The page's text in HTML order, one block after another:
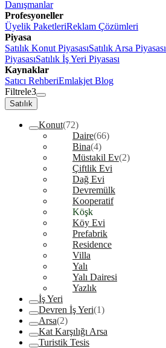
Danışmanlar
Profesyoneller
Üyelik PaketleriReklam Çözümleri
Piyasa
Satılık Konut PiyasasıSatılık Arsa Piyasası
PiyasasıSatılık İş Yeri Piyasası
Kaynaklar
Satıcı RehberiEmlakjet Blog
Filtrele3
Satılık
Konut(72)
Daire(66)
Bina(4)
Müstakil Ev(2)
Çiftlik Evi
Dağ Evi
Devremülk
Kooperatif
Köşk
Köy Evi
Prefabrik
Residence
Villa
Yalı
Yalı Dairesi
Yazlık
İş Yeri
Devren İş Yeri(1)
Arsa(2)
Kat Karşılığı Arsa
Turistik Tesis